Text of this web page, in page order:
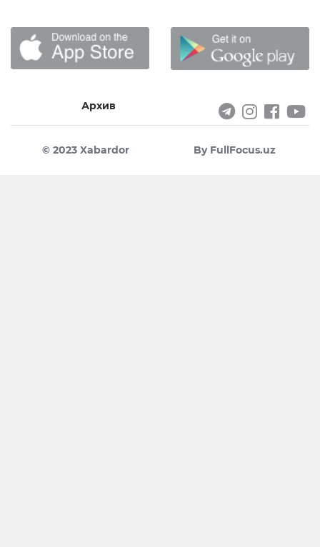
Архив
© 2023 Xabardor By FullFocus.uz